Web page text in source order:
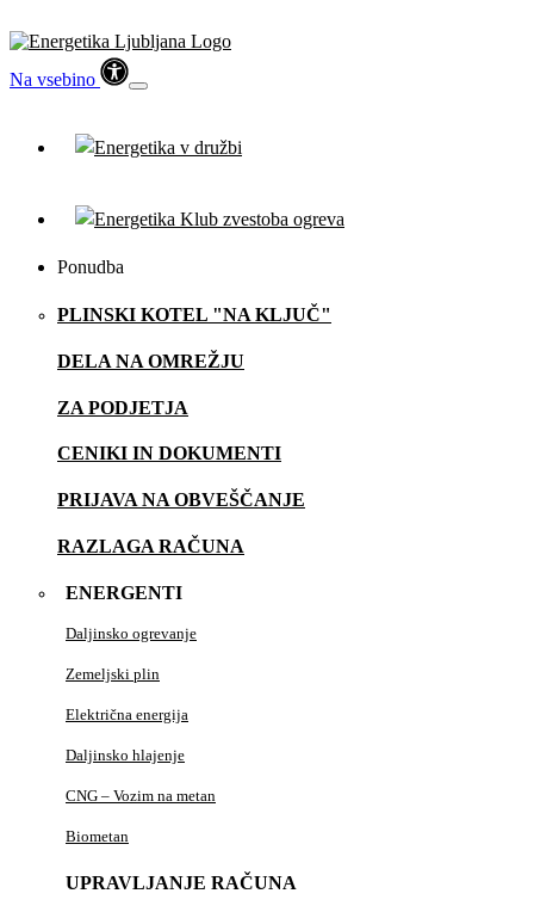
Na vsebino
Ponudba
PLINSKI KOTEL "NA KLJUČ"
DELA NA OMREŽJU
ZA PODJETJA
CENIKI IN DOKUMENTI
PRIJAVA NA OBVEŠČANJE
RAZLAGA RAČUNA
ENERGENTI
Daljinsko ogrevanje
Zemeljski plin
Električna energija
Daljinsko hlajenje
CNG – Vozim na metan
Biometan
UPRAVLJANJE RAČUNA